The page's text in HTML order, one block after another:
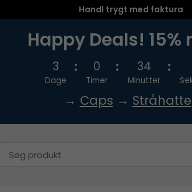
Handl trygt med faktura
Happy Deals! 15%
3
Dage
0
Timer
34
Minutter
→ Caps → Stråhatte